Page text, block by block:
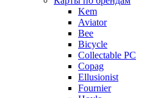
Kem
Aviator
Bee
Bicycle
Collectable PC
Copag
Ellusionist
Fournier